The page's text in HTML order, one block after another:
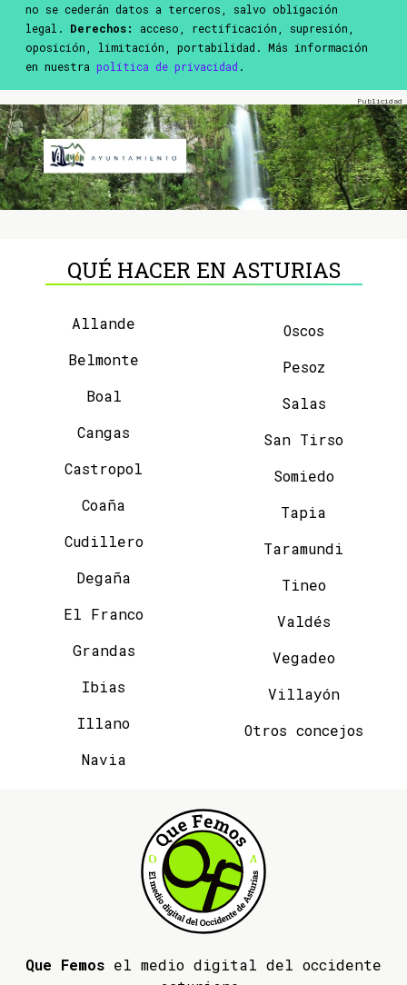
no se cederán datos a terceros, salvo obligación
legal. Derechos:
acceso, rectificación, supresión,
oposición, limitación, portabilidad. Más información
en nuestra política de privacidad .
QUÉ HACER EN ASTURIAS
Allande
Belmonte
Boal
Cangas
Castropol
Coaña
Cudillero
Degaña
El Franco
Grandas
Ibias
Illano
Navia
Oscos
Pesoz
Salas
San Tirso
Somiedo
Tapia
Taramundi
Tineo
Valdés
Vegadeo
Villayón
Otros concejos
Que Femos el medio digital del occidente